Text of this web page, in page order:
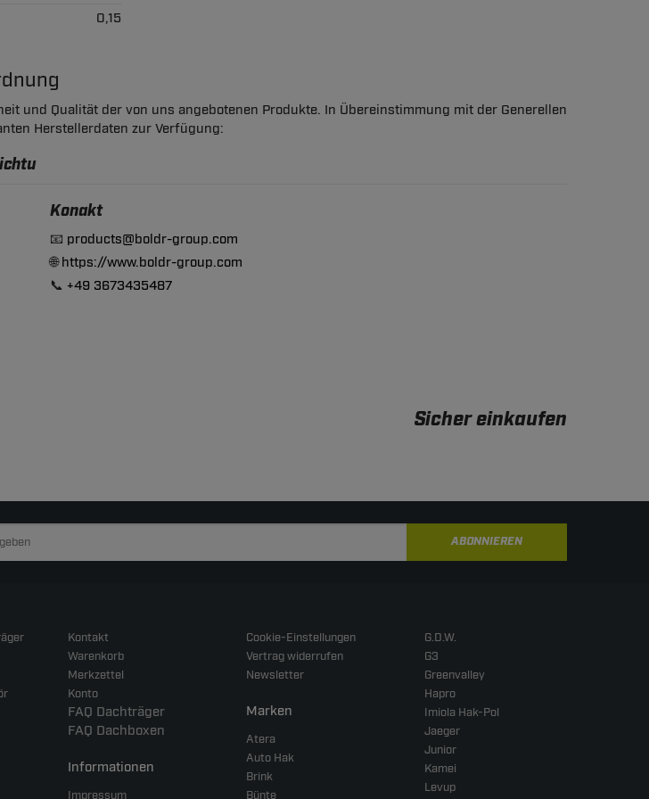
0,15
und Qualität der von uns angebotenen Produkte. In Übereinstimmung mit der Generellen
Herstellerdaten zur Verfügung:
Konakt
📧 products@boldr-group.com
🌐https://www.boldr-group.com
📞 +49 3673435487
Sicher einkaufen
ABONNIEREN
Kontakt
Warenkorb
Merkzettel
Konto
FAQ Dachträger
FAQ Dachboxen
Informationen
Impressum
Cookie-Einstellungen
Vertrag widerrufen
Newsletter
Marken
Atera
Auto Hak
Brink
Bünte
G.D.W.
G3
Greenvalley
Hapro
Imiola Hak-Pol
Jaeger
Junior
Kamei
Levup